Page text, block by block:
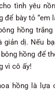
tình yêu
để bày tỏ “em
hồng
giản dị. Nếu
hồng để
vì cô ấy!
hồng là lựa